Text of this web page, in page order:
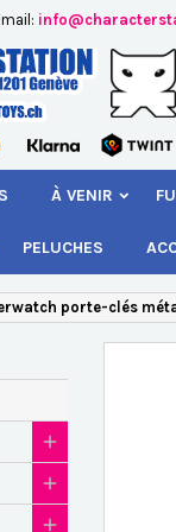
À VENIR
PELUCHES
porte-clés